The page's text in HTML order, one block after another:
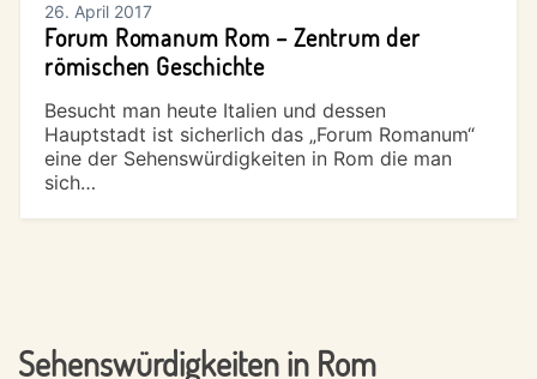
26. April 2017
Forum Romanum Rom – Zentrum der
römischen Geschichte
Besucht man heute Italien und dessen
Hauptstadt ist sicherlich das „Forum Romanum“
eine der Sehenswürdigkeiten in Rom die man
sich…
Sehenswürdigkeiten in Rom